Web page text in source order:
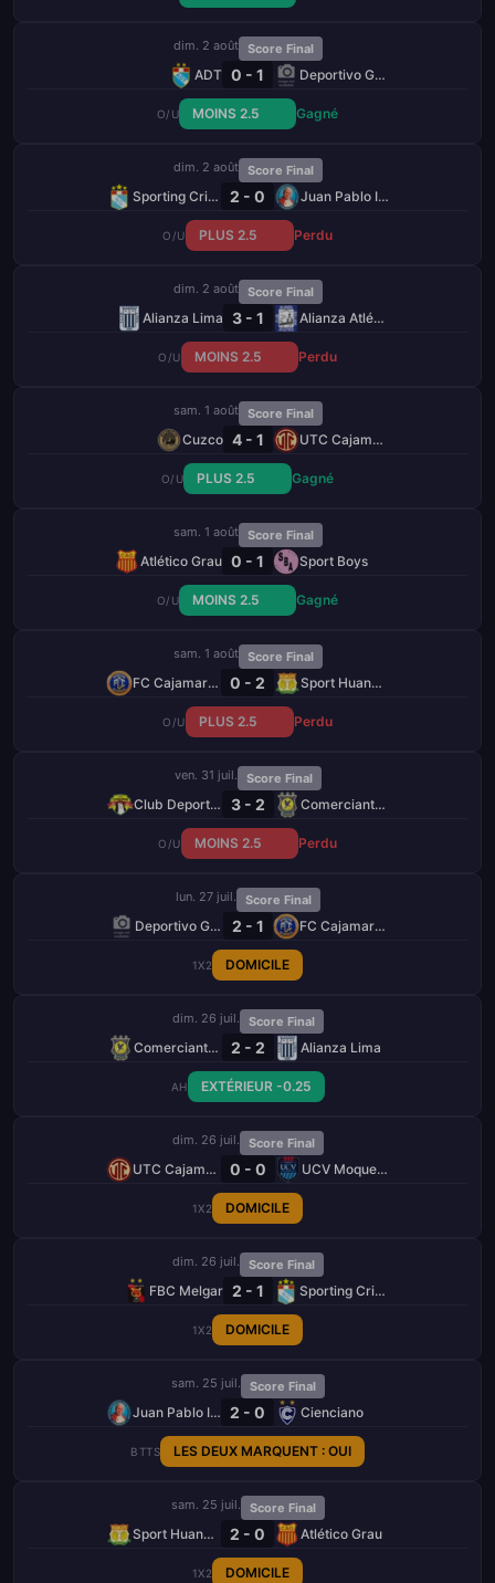
dim. 2 août Score Final
ADT 0 - 1 Deportivo Garcilaso
O/U MOINS 2.5 Gagné
dim. 2 août Score Final
Sporting Cristal 2 - 0 Juan Pablo II College
O/U PLUS 2.5 Perdu
dim. 2 août Score Final
Alianza Lima 3 - 1 Alianza Atlético
O/U MOINS 2.5 Perdu
sam. 1 août Score Final
Cuzco 4 - 1 UTC Cajamarca
O/U PLUS 2.5 Gagné
sam. 1 août Score Final
Atlético Grau 0 - 1 Sport Boys
O/U MOINS 2.5 Gagné
sam. 1 août Score Final
FC Cajamarca 0 - 2 Sport Huancayo
O/U PLUS 2.5 Perdu
ven. 31 juil. Score Final
Club Deportivo Los Chankas 3 - 2 Comerciantes Unidos
O/U MOINS 2.5 Perdu
lun. 27 juil. Score Final
Deportivo Garcilaso 2 - 1 FC Cajamarca
1X2 DOMICILE
dim. 26 juil. Score Final
Comerciantes Unidos 2 - 2 Alianza Lima
AH EXTÉRIEUR -0.25
dim. 26 juil. Score Final
UTC Cajamarca 0 - 0 UCV Moquegua
1X2 DOMICILE
dim. 26 juil. Score Final
FBC Melgar 2 - 1 Sporting Cristal
1X2 DOMICILE
sam. 25 juil. Score Final
Juan Pablo II College 2 - 0 Cienciano
BTTS LES DEUX MARQUENT : OUI
sam. 25 juil. Score Final
Sport Huancayo 2 - 0 Atlético Grau
1X2 DOMICILE